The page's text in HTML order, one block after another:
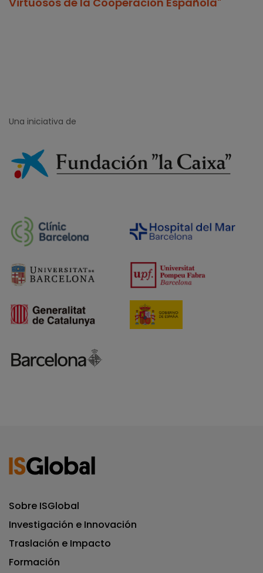
Una iniciativa de
Sobre ISGlobal
Investigación e Innovación
Traslación e Impacto
Formación